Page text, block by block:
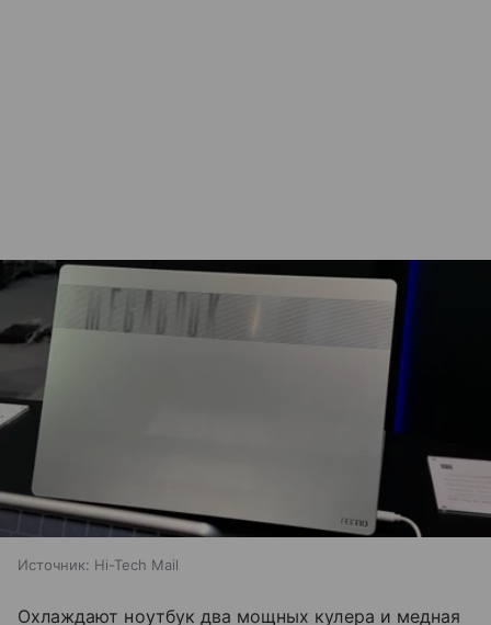
Источник: Hi-Tech Mail
Охлаждают ноутбук два мощных кулера и медная